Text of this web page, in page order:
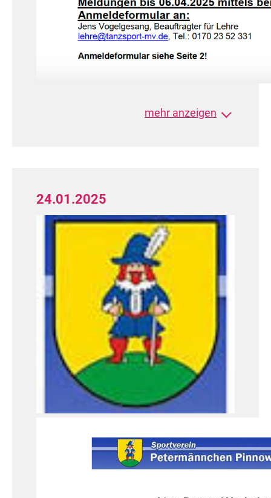
mehr anzeigen
24.01.2025